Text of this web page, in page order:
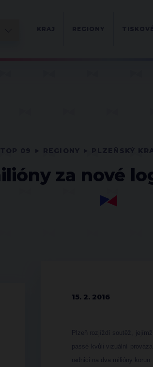
za nové
15. 2. 2016
Plzeň rozjíždí soutěž,
passé kvůli vizuální
radnici na dva milióny korun.